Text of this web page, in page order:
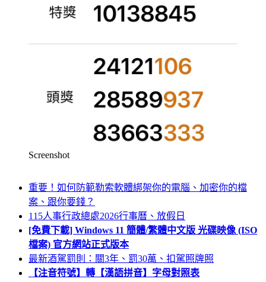
Screenshot
重要！如何防範勒索軟體綁架你的電腦、加密你的檔
案、跟你要錢？
115人事行政總處2026行事曆、放假日
[免費下載] Windows 11 簡體/繁體中文版 光碟映像 (ISO
檔案) 官方網站正式版本
最新酒駕罰則：關3年、罰30萬、扣駕照牌照
【注音符號】轉【漢語拼音】字母對照表